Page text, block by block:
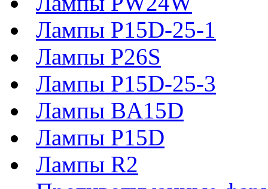
Лампы P15D-25-1
Лампы P26S
Лампы P15D-25-3
Лампы BA15D
Лампы P15D
Лампы R2